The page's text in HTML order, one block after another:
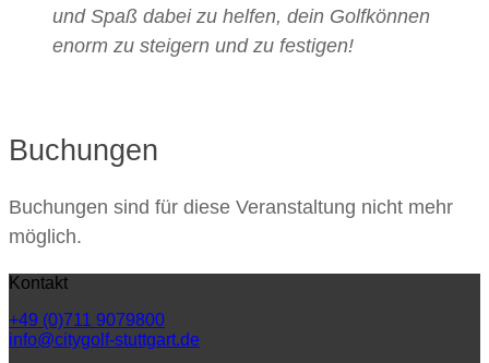
und Spaß dabei zu helfen, dein Golfkönnen
enorm zu steigern und zu festigen!
Buchungen
Buchungen sind für diese Veranstaltung nicht mehr
möglich.
Kontakt
+49 (0)711 9079800
info@citygolf-stuttgart.de